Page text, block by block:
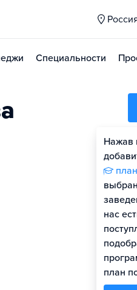
Специальности
Нажав
нас
план